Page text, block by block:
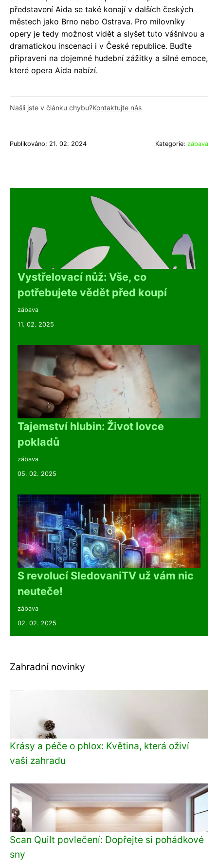
představení Aida se také konají v dalších českých
městech jako Brno nebo Ostrava. Pro milovníky
opery je tedy možnost vidět a slyšet tuto vášnivou a
dramatickou inscenaci i v České republice. Buďte
připraveni na dojemné hudební zážitky a silné emoce,
které opera Aida nabízí.
Našli jste v článku chybu?Kontaktujte nás
Publikováno: 21. 02. 2024 Kategorie: zábava
Vystřelovací nůž: Vše, co
potřebujete vědět před koupí
zábava
11. 02. 2025
Tajemství hlubin: Život lovce
pokladů
zábava
05. 02. 2025
S revolucí SledovaniTV už vám nic
neuteče!
zábava
02. 02. 2025
Zahradní novinky
Krásy a péče o phlox: Květina, která oživí
vaši zahradu
Scan Quilt povlečení: Dopřejte si pohádkové
sny